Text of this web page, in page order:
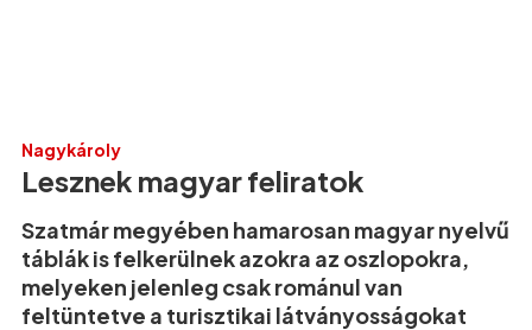
Nagykároly
Lesznek magyar feliratok
Szatmár megyében hamarosan magyar nyelvű
táblák is felkerülnek azokra az oszlopokra,
melyeken jelenleg csak románul van
feltüntetve a turisztikai látványosságokat